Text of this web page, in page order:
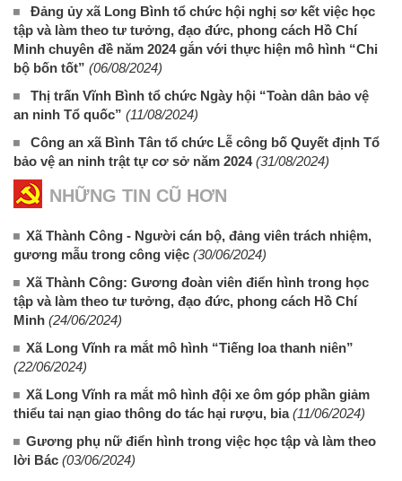
Đảng ủy xã Long Bình tổ chức hội nghị sơ kết việc học
tập và làm theo tư tưởng, đạo đức, phong cách Hồ Chí
Minh chuyên đề năm 2024 gắn với thực hiện mô hình “Chi
bộ bốn tốt” (06/08/2024)
Thị trấn Vĩnh Bình tổ chức Ngày hội “Toàn dân bảo vệ
an ninh Tổ quốc” (11/08/2024)
Công an xã Bình Tân tổ chức Lễ công bố Quyết định Tổ
bảo vệ an ninh trật tự cơ sở năm 2024 (31/08/2024)
NHỮNG TIN CŨ HƠN
Xã Thành Công - Người cán bộ, đảng viên trách nhiệm,
gương mẫu trong công việc (30/06/2024)
Xã Thành Công: Gương đoàn viên điển hình trong học
tập và làm theo tư tưởng, đạo đức, phong cách Hồ Chí
Minh (24/06/2024)
Xã Long Vĩnh ra mắt mô hình “Tiếng loa thanh niên”
(22/06/2024)
Xã Long Vĩnh ra mắt mô hình đội xe ôm góp phần giảm
thiểu tai nạn giao thông do tác hại rượu, bia (11/06/2024)
Gương phụ nữ điển hình trong việc học tập và làm theo
lời Bác (03/06/2024)